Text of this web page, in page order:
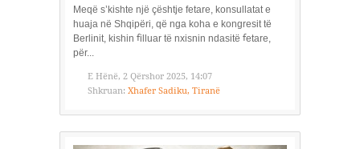
Meqë s’kishte një çështje fetare, konsullatat e
huaja në Shqipëri, që nga koha e kongresit të
Berlinit, kishin ꬵilluar të nxisnin ndasitë ꬵetare,
për...
E Hënë, 2 Qërshor 2025, 14:07
Shkruan: Xhafer Sadiku, Tiranë